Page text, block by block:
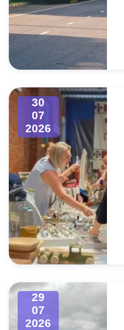
30
07
2026
29
07
2026